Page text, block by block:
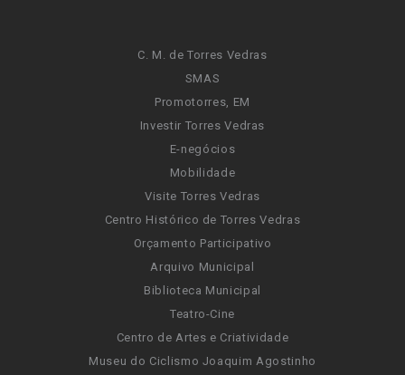
C. M. de Torres Vedras
SMAS
Promotorres, EM
Investir Torres Vedras
E-negócios
Mobilidade
Visite Torres Vedras
Centro Histórico de Torres Vedras
Orçamento Participativo
Arquivo Municipal
Biblioteca Municipal
Teatro-Cine
Centro de Artes e Criatividade
Museu do Ciclismo Joaquim Agostinho